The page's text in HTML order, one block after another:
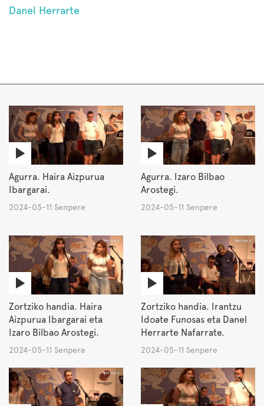
Danel Herrarte
Agurra. Haira Aizpurua
Ibargarai.
2024-05-11 Senpere
Agurra. Izaro Bilbao
Arostegi.
2024-05-11 Senpere
Zortziko handia. Haira
Aizpurua Ibargarai eta
Izaro Bilbao Arostegi.
2024-05-11 Senpere
Zortziko handia. Irantzu
Idoate Funosas eta Danel
Herrarte Nafarrate.
2024-05-11 Senpere